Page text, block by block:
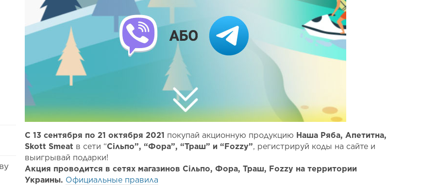
С 13 сентября по 21 октября 2021 покупай акционную продукцию Наша Ряба, Апетитна,
Skott Smeat в сети “Сільпо”, “Фора”, “Траш” и “Fozzy”, регистрируй коды на сайте и
выигрывай подарки!
Акция проводится в сетях магазинов Сільпо, Фора, Траш, Fozzy на территории
Украины. Официальные правила